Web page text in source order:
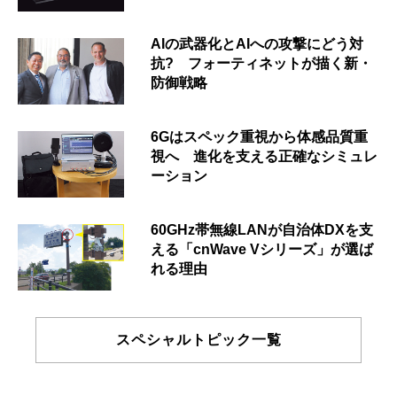
AIの武器化とAIへの攻撃にどう対
抗? フォーティネットが描く新・
防御戦略
6Gはスペック重視から体感品質重
視へ 進化を支える正確なシミュレ
ーション
60GHz帯無線LANが自治体DXを支
える「cnWave Vシリーズ」が選ば
れる理由
スペシャルトピック一覧